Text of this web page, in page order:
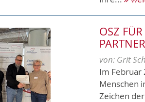
OSZ
von: Grit
Im Februar
Menschen
Zeichen